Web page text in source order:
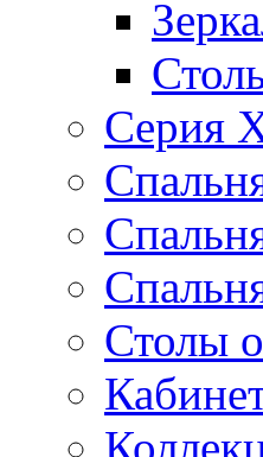
Серия
Столы